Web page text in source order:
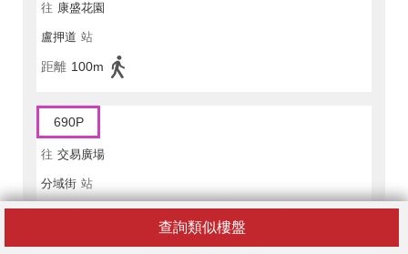
查詢類似樓盤
往 康盛花園
盧押道 站
距離 100m
690P
往 交易廣場
分域街 站
距離 70m